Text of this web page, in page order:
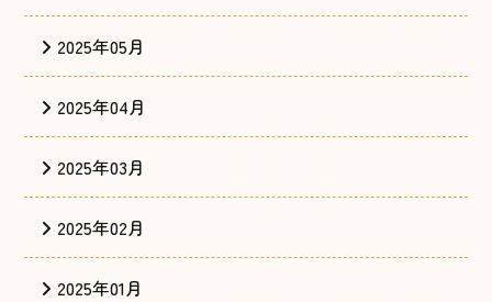
2025年05月
2025年04月
2025年03月
2025年02月
2025年01月